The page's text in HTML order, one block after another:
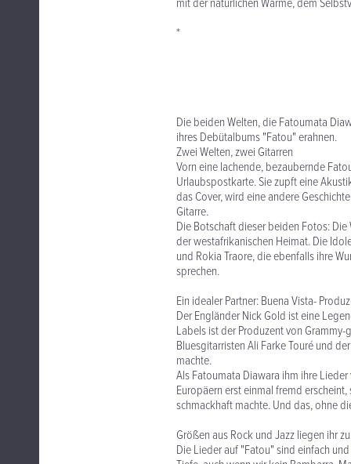
mit der natürlichen Wärme, dem
*
Die beiden Welten, die Fatoumata
ihres Debütalbums "Fatou" erahnen.
Zwei Welten, zwei Gitarren
Vorn eine lachende, bezaubernde
Urlaubspostkarte. Sie zupft eine
das Cover, wird eine andere
Gitarre.
Die Botschaft dieser beiden Fotos:
der westafrikanischen Heimat. Die
und Rokia Traore, die ebenfalls ihre
sprechen.
Ein idealer Partner: Buena Vista-
Der Engländer Nick Gold ist eine
Labels ist der Produzent von
Bluesgitarristen Ali Farke Touré und
machte.
Als Fatoumata Diawara ihm ihre
Europäern erst einmal fremd
schmackhaft machte. Und das, ohne
Größen aus Rock und Jazz liegen ihr
Die Lieder auf "Fatou" sind einfach